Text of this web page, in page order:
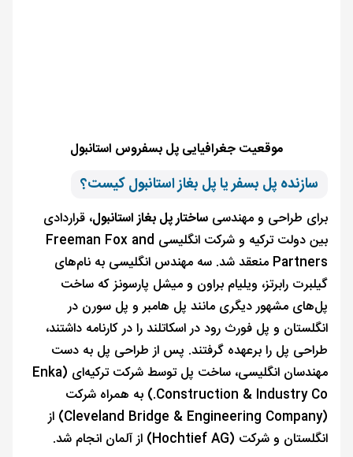
موقعیت جغرافیایی پل بسفروس استانبول
سازنده پل بسفر یا پل بغاز استانبول کیست؟
برای طراحی و مهندسی ساختار پل بغاز استانبول، قراردادی
بین دولت ترکیه و شرکت انگلیسی Freeman Fox and
Partners منعقد شد. سه مهندس انگلیسی به نام‌های
گیلبرت رابرتز، ویلیام براون و میشل پارسونز که ساخت
پل‌های مشهور دیگری مانند پل هامبر و پل سورن در
انگلستان و پل فورث رود در اسکاتلند را در کارنامه داشتند،
طراحی پل را برعهده گرفتند. پس از طراحی پل به دست
مهندسان انگلیسی، ساخت پل توسط شرکت ترکیه‌ای (Enka
Construction & Industry Co.) به همراه شرکت‌
(Cleveland Bridge & Engineering Company) از
انگلستان و شرکت (Hochtief AG) از آلمان انجام شد.